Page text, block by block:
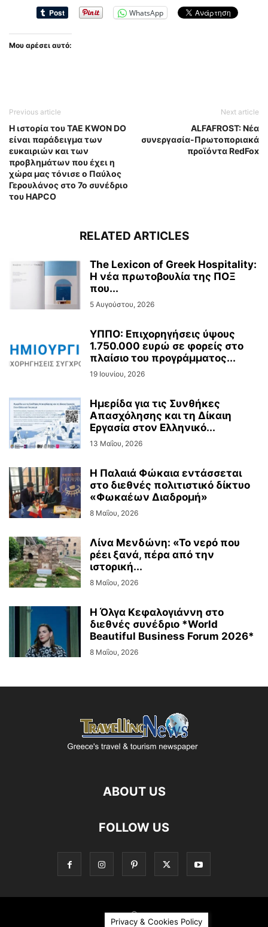
WhatsApp
Μου αρέσει αυτό:
Previous article
Η ιστορία του TAE KWON DO
είναι παράδειγμα των
ευκαιριών και των
προβλημάτων που έχει η
χώρα μας τόνισε ο Παύλος
Γερουλάνος στο 7ο συνέδριο
του HAPCO
Next article
ALFAFROST: Νέα
συνεργασία-Πρωτοποριακά
προϊόντα RedFox
RELATED ARTICLES
The Lexicon of Greek Hospitality:
Η νέα πρωτοβουλία της ΠΟΞ
που...
5 Αυγούστου, 2026
ΥΠΠΟ: Επιχορηγήσεις ύψους
1.750.000 ευρώ σε φορείς στο
πλαίσιο του προγράμματος...
19 Ιουνίου, 2026
Ημερίδα για τις Συνθήκες
Απασχόλησης και τη Δίκαιη
Εργασία στον Ελληνικό...
13 Μαΐου, 2026
Η Παλαιά Φώκαια εντάσσεται
στο διεθνές πολιτιστικό δίκτυο
«Φωκαέων Διαδρομή»
8 Μαΐου, 2026
Λίνα Μενδώνη: «Το νερό που
ρέει ξανά, πέρα από την
ιστορική...
8 Μαΐου, 2026
Η Όλγα Κεφαλογιάννη στο
διεθνές συνέδριο *World
Beautiful Business Forum 2026*
8 Μαΐου, 2026
ABOUT US
FOLLOW US
©
Privacy & Cookies Policy